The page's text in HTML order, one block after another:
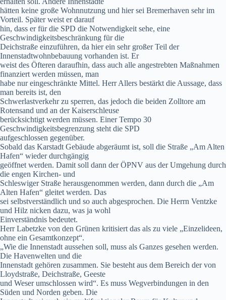
hätten keine große Wohnnutzung und hier sei Bremerhaven sehr im
Vorteil. Später weist er darauf
hin, dass er für die SPD die Notwendigkeit sehe, eine
Geschwindigkeitsbeschränkung für die
Deichstraße einzuführen, da hier ein sehr großer Teil der
Innenstadtwohnbebauung vorhanden ist. Er
weist des Öfteren daraufhin, dass auch alle angestrebten Maßnahmen
finanziert werden müssen, man
habe nur eingeschränkte Mittel. Herr Allers bestärkt die Aussage, dass
man bereits ist, den
Schwerlastverkehr zu sperren, das jedoch die beiden Zolltore am
Rotensand und an der Kaiserschleuse
berücksichtigt werden müssen. Einer Tempo 30
Geschwindigkeitsbegrenzung steht die SPD
aufgeschlossen gegenüber.
Sobald das Karstadt Gebäude abgeräumt ist, soll die Straße „Am Alten
Hafen“ wieder durchgängig
geöffnet werden. Damit soll dann der ÖPNV aus der Umgehung durch
die engen Kirchen- und
Schleswiger Straße herausgenommen werden, dann durch die „Am
Alten Hafen“ gleitet werden. Das
sei selbstverständlich und so auch abgesprochen. Die Herrn Ventzke
und Hilz nicken dazu, was ja wohl
Einverständnis bedeutet.
Herr Labetzke von den Grünen kritisiert das als zu viele „Einzelideen,
ohne ein Gesamtkonzept“.
„Wie die Innenstadt aussehen soll, muss als Ganzes gesehen werden.
Die Havenwelten und die
Innenstadt gehören zusammen. Sie besteht aus dem Bereich der von
Lloydstraße, Deichstraße, Geeste
und Weser umschlossen wird“. Es muss Wegverbindungen in den
Süden und Norden geben. Die